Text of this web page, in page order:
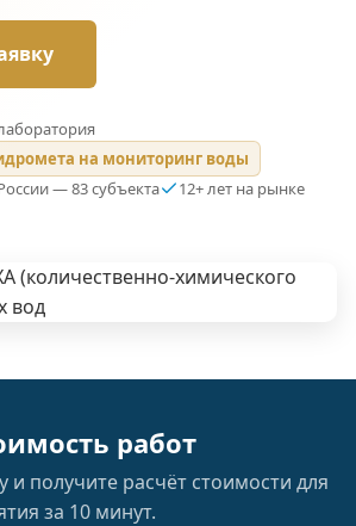
на мониторинг воды
— 83 субъекта
12+ лет на рынке
работ
получите расчёт стоимости для
за 10 минут.